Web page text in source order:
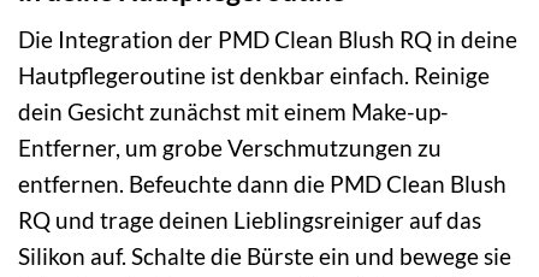
Die Integration der PMD Clean Blush RQ in deine
Hautpflegeroutine ist denkbar einfach. Reinige
dein Gesicht zunächst mit einem Make-up-
Entferner, um grobe Verschmutzungen zu
entfernen. Befeuchte dann die PMD Clean Blush
RQ und trage deinen Lieblingsreiniger auf das
Silikon auf. Schalte die Bürste ein und bewege sie